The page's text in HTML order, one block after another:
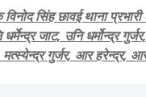
विनोद सिंह छावई थाना
धर्मेन्द्र जाट, उनि धर्मोन्द्र
गुर्जर, आर हरेन्द्र,